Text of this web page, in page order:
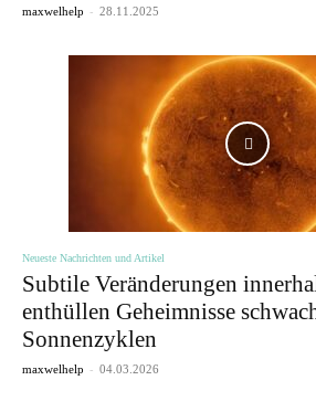
maxwelhelp - 28.11.2025
Neueste Nachrichten und Artikel
Subtile Veränderungen
enthüllen Geheimnisse
Sonnenzyklen
maxwelhelp - 04.03.2026